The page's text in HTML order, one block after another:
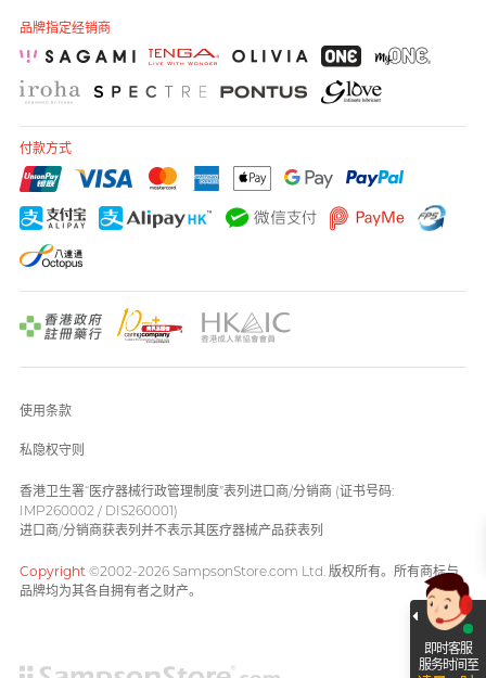
品牌指定经销商
付款方式
使用条款
私隐权守则
香港卫生署“医疗器械行政管理制度”表列进口商/分销商 (证书号码:
IMP260002 / DIS260001)
进口商/分销商获表列并不表示其医疗器械产品获表列
Copyright ©2002-2026 SampsonStore.com Ltd. 版权所有。所有商标与
品牌均为其各自拥有者之财产。
即时客服
服务时间至